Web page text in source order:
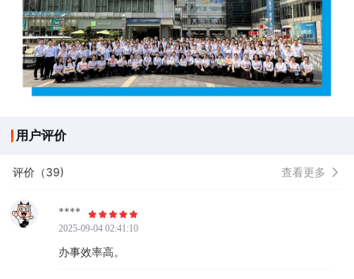
用户评价
评价（39) 查看更多
****
2025-09-04 02:41:10
办事效率高。